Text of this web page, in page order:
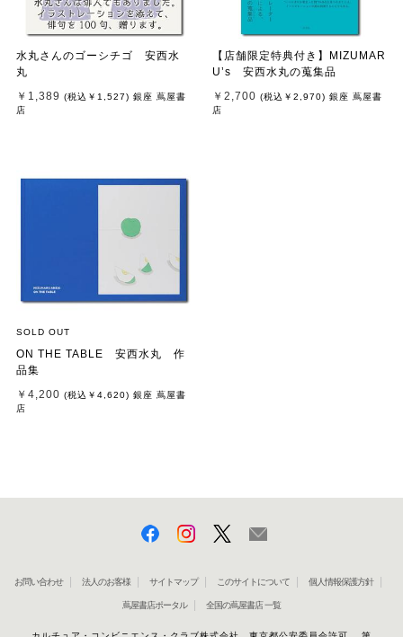
水丸さんのゴーシチゴ 安西水
丸
￥1,389 (税込 ￥1,527) 銀座 蔦屋書
店
【店舗限定特典付き】MIZUMAR
U’s 安西水丸の蒐集品
￥2,700 (税込 ￥2,970) 銀座 蔦屋書
店
SOLD OUT
ON THE TABLE 安西水丸 作
品集
￥4,200 (税込 ￥4,620) 銀座 蔦屋書
店
お問い合わせ 法人のお客様 サイトマップ このサイトについて 個人情報保護方針
蔦屋書店ポータル 全国の蔦屋書店 一覧